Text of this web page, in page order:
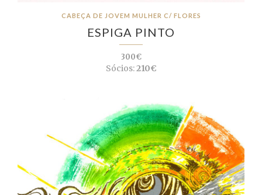
CABEÇA DE JOVEM MULHER C/ FLORES
ESPIGA PINTO
300€
Sócios:210€